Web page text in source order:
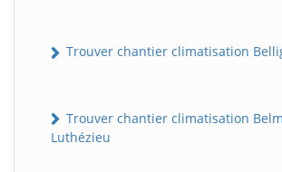
Trouver chantier climatisation
Trouver chantier climatisation
Luthézieu